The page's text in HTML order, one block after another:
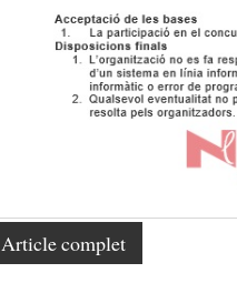
Article complet